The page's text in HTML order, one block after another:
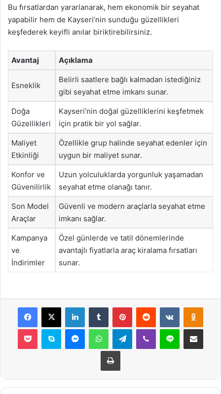
Bu fırsatlardan yararlanarak, hem ekonomik bir seyahat
yapabilir hem de Kayseri’nin sunduğu güzellikleri
keşfederek keyifli anılar biriktirebilirsiniz.
Avantaj Açıklama
Esneklik
Belirli saatlere bağlı kalmadan istediğiniz
gibi seyahat etme imkanı sunar.
Doğa
Güzellikleri
Kayseri’nin doğal güzelliklerini keşfetmek
için pratik bir yol sağlar.
Maliyet
Etkinliği
Özellikle grup halinde seyahat edenler için
uygun bir maliyet sunar.
Konfor ve
Güvenilirlik
Uzun yolculuklarda yorgunluk yaşamadan
seyahat etme olanağı tanır.
Son Model
Araçlar
Güvenli ve modern araçlarla seyahat etme
imkanı sağlar.
Kampanya
ve
İndirimler
Özel günlerde ve tatil dönemlerinde
avantajlı fiyatlarla araç kiralama fırsatları
sunar.
Facebook
X LinkedInTumblr PinterestReddit VKontakte
Pocket Skype MessengerWhatsAppTelegramViber Line E-Posta ile
Yazdır